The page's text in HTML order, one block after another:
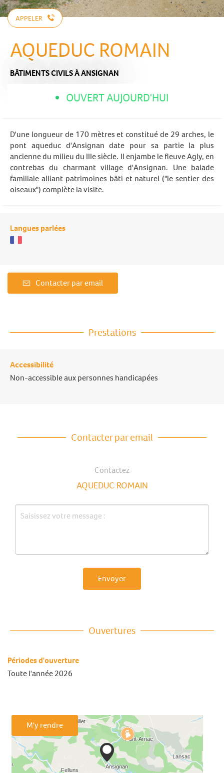
APPELER
AQUEDUC ROMAIN
BÂTIMENTS CIVILSÀ ANSIGNAN
OUVERT AUJOURD'HUI
D'une longueur de 170 mètres et constitué de 29 arches, le
pont aqueduc d'Ansignan date pour sa partie la plus
ancienne du milieu du IIIe siècle. Il enjambe le fleuve Agly, en
contrebas du charmant village d'Ansignan. Une balade
familiale alliant patrimoines bâti et naturel ("le sentier des
oiseaux") complète la visite.
Langues parlées
Contacter par email
Prestations
Accessibilité
Non-accessible aux personnes handicapées
Contacter par email
Contactez
AQUEDUC ROMAIN
Envoyer
Ouvertures
Périodes d'ouverture
Toute l'année 2026
M'y rendre